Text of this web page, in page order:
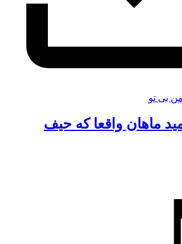
من بی تو
ماهان واقعا که حیف